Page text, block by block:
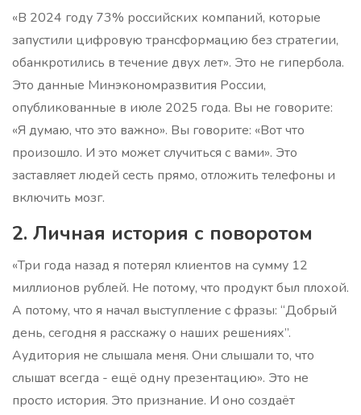
«В 2024 году 73% российских компаний, которые
запустили цифровую трансформацию без стратегии,
обанкротились в течение двух лет». Это не гипербола.
Это данные Минэкономразвития России,
опубликованные в июле 2025 года. Вы не говорите:
«Я думаю, что это важно». Вы говорите: «Вот что
произошло. И это может случиться с вами». Это
заставляет людей сесть прямо, отложить телефоны и
включить мозг.
2. Личная история с поворотом
«Три года назад я потерял клиентов на сумму 12
миллионов рублей. Не потому, что продукт был плохой.
А потому, что я начал выступление с фразы: “Добрый
день, сегодня я расскажу о наших решениях”.
Аудитория не слышала меня. Они слышали то, что
слышат всегда - ещё одну презентацию». Это не
просто история. Это признание. И оно создаёт